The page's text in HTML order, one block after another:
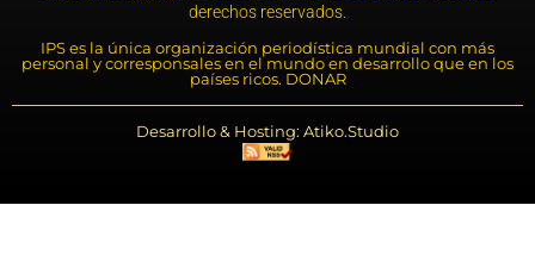
derechos reservados.
IPS es la única organización periodística mundial con más
personal y corresponsales en el mundo en desarrollo que en los
países ricos. DONAR
Desarrollo & Hosting: Atiko.Studio